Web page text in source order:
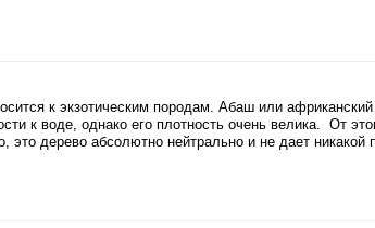
к экзотическим породам. Абаш или
к воде, однако его плотность очень велика. От
это дерево абсолютно нейтрально и не дает никакой